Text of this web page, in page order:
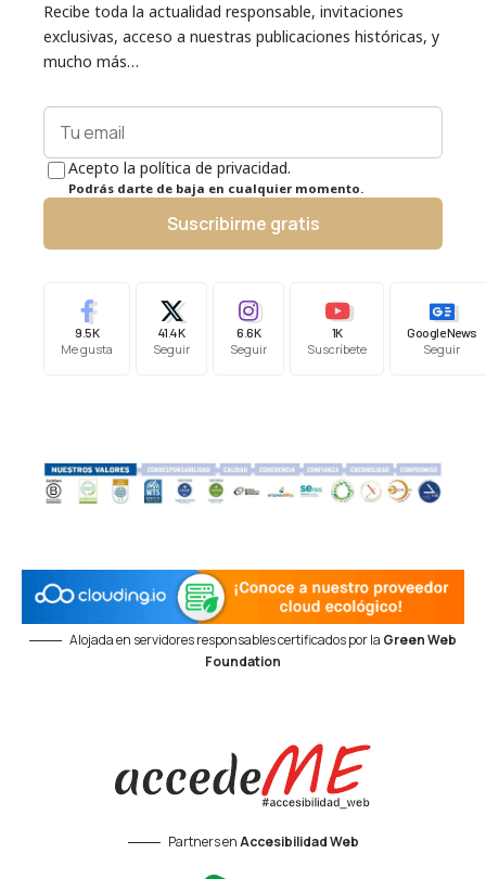
Recibe toda la actualidad responsable, invitaciones
exclusivas, acceso a nuestras publicaciones históricas, y
mucho más…
Acepto la política de privacidad.
Podrás darte de baja en cualquier momento.
Suscribirme gratis
9.5K
Me gusta
41.4K
Seguir
6.6K
Seguir
1K
Suscríbete
Google News
Seguir
Alojada en servidores responsables certificados por la Green Web
Foundation
Partners enAccesibilidad Web